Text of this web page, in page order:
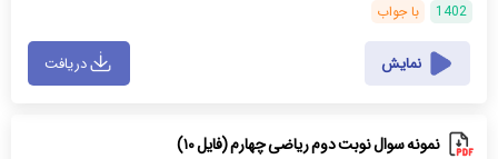
1402 با جواب
نمایش دریافت
نمونه سوال نوبت دوم ریاضی چهارم (فایل ۱۰)